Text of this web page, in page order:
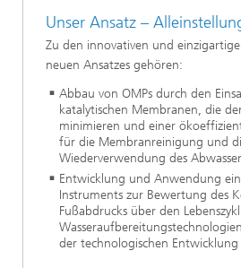
Unser Ansatz –
Zu den innovativen und
neuen Ansatzes gehören:
Abbau von OMPs durch den
katalytischen Membranen, die
minimieren und einer
für die Membranreinigung und
Wiederverwendung des
Entwicklung und Anwendung
Instruments zur Bewertung des
Fußabdrucks über den
der technologischen Entwicklung